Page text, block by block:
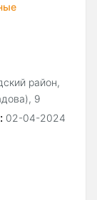
район,
9
02-04-2024